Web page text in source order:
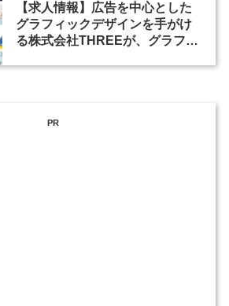
【求人情報】広告を中心とした
グラフィックデザインを手がけ
る株式会社THREEが、グラフィ
PR